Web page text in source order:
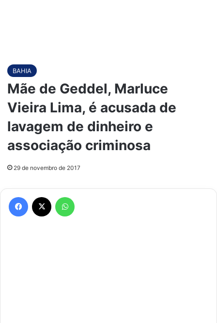
BAHIA
Mãe de Geddel, Marluce
Vieira Lima, é acusada de
lavagem de dinheiro e
associação criminosa
29 de novembro de 2017